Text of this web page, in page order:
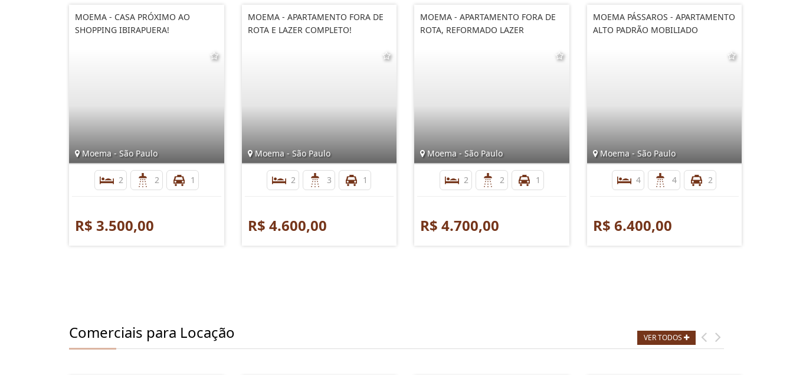
MOEMA - CASA PRÓXIMO AO
SHOPPING IBIRAPUERA!
Moema - São Paulo
2 2 1
R$ 3.500,00
MOEMA - APARTAMENTO FORA DE
ROTA E LAZER COMPLETO!
Moema - São Paulo
2 3 1
R$ 4.600,00
MOEMA - APARTAMENTO FORA DE
ROTA, REFORMADO LAZER
Moema - São Paulo
2 2 1
R$ 4.700,00
MOEMA PÁSSAROS - APARTAMENTO
ALTO PADRÃO MOBILIADO
Moema - São Paulo
4 4 2
R$ 6.400,00
Comerciais para Locação VER TODOS